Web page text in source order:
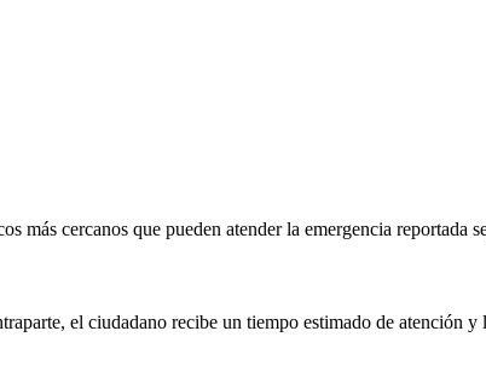
cercanos que pueden atender la emergencia reportada
el ciudadano recibe un tiempo estimado de atención y